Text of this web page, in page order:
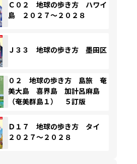
Ｃ０２ 地球の歩き方 ハワイ
島 ２０２７～２０２８
Ｊ３３ 地球の歩き方 墨田区
０２ 地球の歩き方 島旅 奄
美大島 喜界島 加計呂麻島
（奄美群島１） ５訂版
Ｄ１７ 地球の歩き方 タイ
２０２７～２０２８